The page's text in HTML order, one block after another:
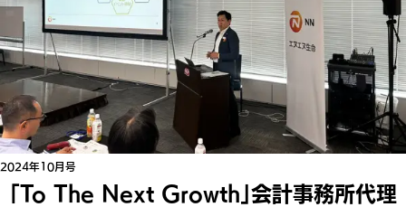
2024年10月号
「To The Next Growth」会計事務所代理